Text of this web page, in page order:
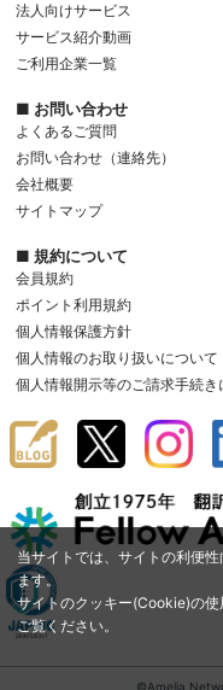
当サイトでは、サイトの利便
ます。
サイトのクッキー(Cookie)の使
ご覧ください。
法人向けサービス
サービス紹介動画
ご利用企業一覧
■ お問い合わせ
よくあるご質問
お問い合わせ（連絡先）
会社概要
サイトマップ
■ 規約について
会員規約
ポイント利用規約
個人情報保護方針
個人情報のお取り扱いについて
個人情報開示等のご請求手続き
©Amelia